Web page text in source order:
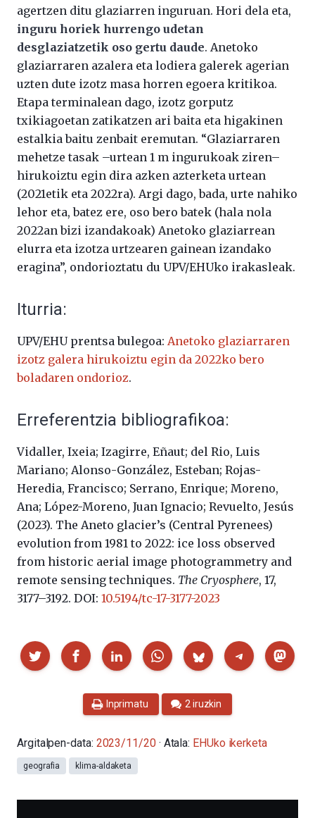
agertzen ditu glaziarren inguruan. Hori dela eta,
inguru horiek hurrengo udetan
desglaziatzetik oso gertu daude. Anetoko
glaziarraren azalera eta lodiera galerek agerian
uzten dute izotz masa horren egoera kritikoa.
Etapa terminalean dago, izotz gorputz
txikiagoetan zatikatzen ari baita eta higakinen
estalkia baitu zenbait eremutan. “Glaziarraren
mehetze tasak –urtean 1 m ingurukoak ziren–
hirukoiztu egin dira azken azterketa urtean
(2021etik eta 2022ra). Argi dago, bada, urte nahiko
lehor eta, batez ere, oso bero batek (hala nola
2022an bizi izandakoak) Anetoko glaziarrean
elurra eta izotza urtzearen gainean izandako
eragina”, ondorioztatu du UPV/EHUko irakasleak.
Iturria:
UPV/EHU prentsa bulegoa: Anetoko glaziarraren
izotz galera hirukoiztu egin da 2022ko bero
boladaren ondorioz.
Erreferentzia bibliografikoa:
Vidaller, Ixeia; Izagirre, Eñaut; del Rio, Luis
Mariano; Alonso-González, Esteban; Rojas-
Heredia, Francisco; Serrano, Enrique; Moreno,
Ana; López-Moreno, Juan Ignacio; Revuelto, Jesús
(2023). The Aneto glacier’s (Central Pyrenees)
evolution from 1981 to 2022: ice loss observed
from historic aerial image photogrammetry and
remote sensing techniques. The Cryosphere, 17,
3177–3192. DOI: 10.5194/tc-17-3177-2023
Partekatu
Inprimatu 2 iruzkin
Argitalpen-data: 2023/11/20 · Atala: EHUko ikerketa
geografia klima-aldaketa